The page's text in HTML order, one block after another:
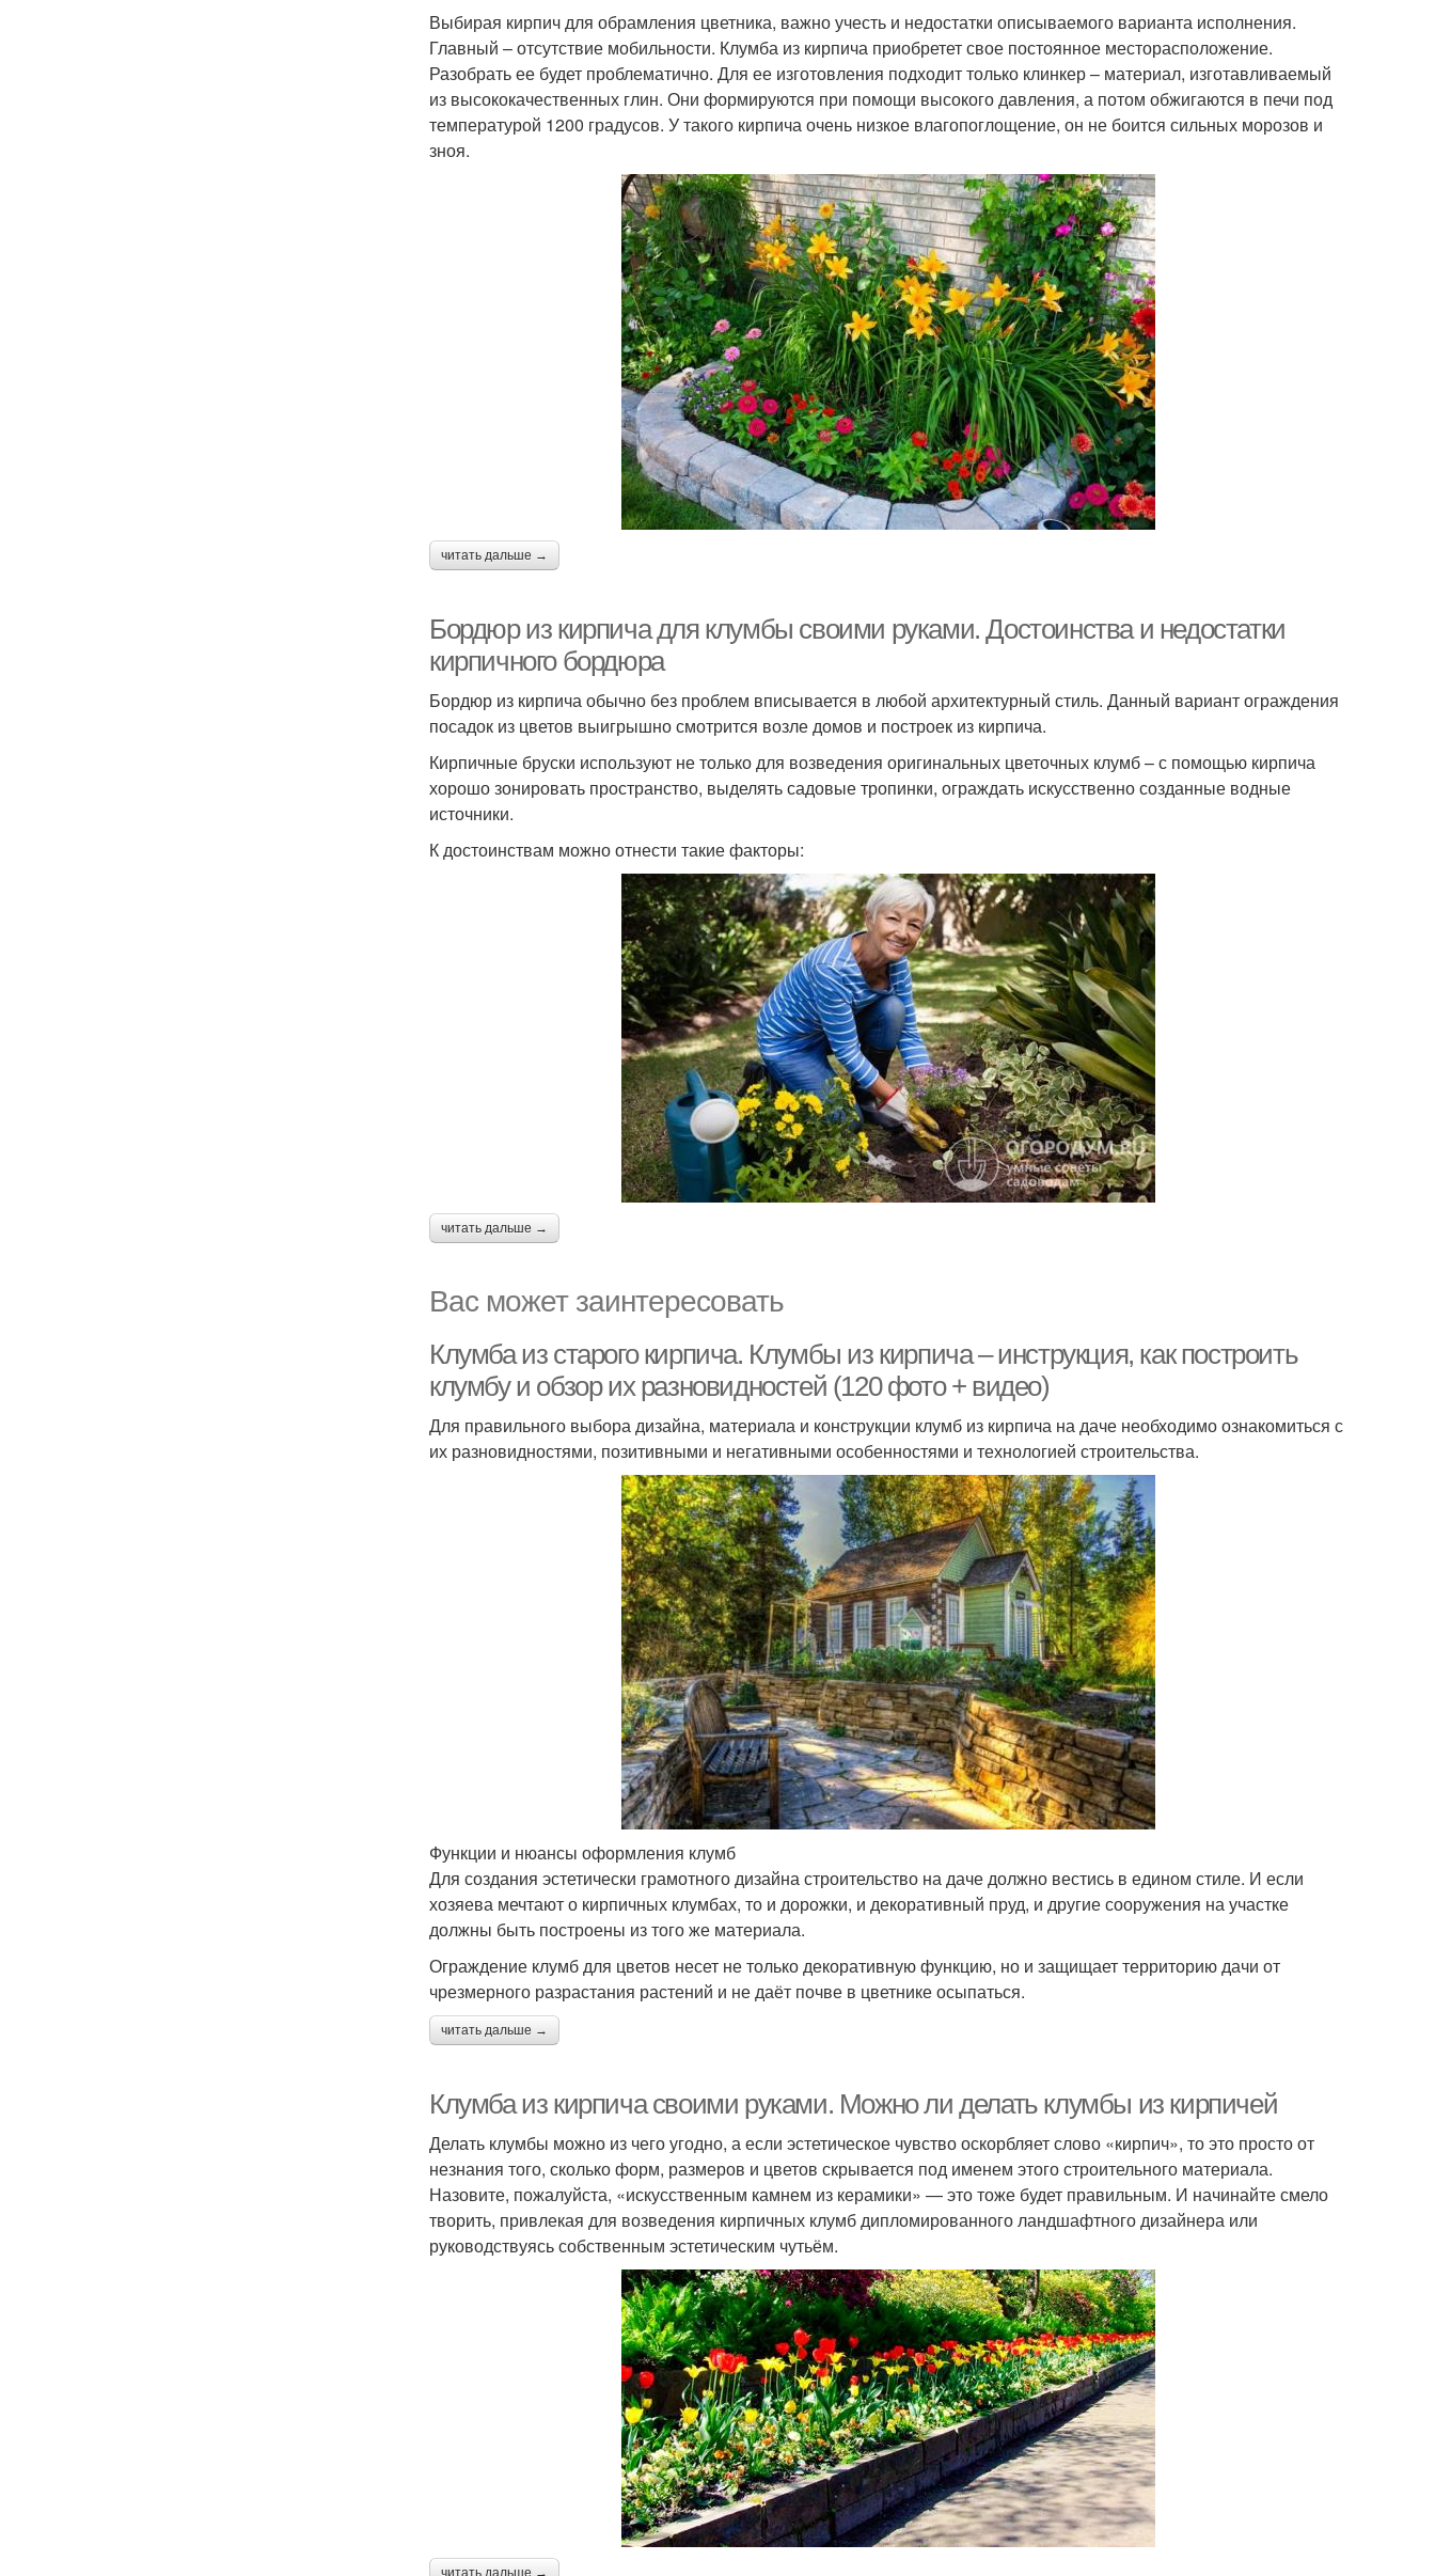
Выбирая кирпич для обрамления цветника, важно учесть и недостатки описываемого варианта исполнения.
Главный – отсутствие мобильности. Клумба из кирпича приобретет свое постоянное месторасположение.
Разобрать ее будет проблематично. Для ее изготовления подходит только клинкер – материал, изготавливаемый
из высококачественных глин. Они формируются при помощи высокого давления, а потом обжигаются в печи под
температурой 1200 градусов. У такого кирпича очень низкое влагопоглощение, он не боится сильных морозов и
зноя.
читать дальше →
Бордюр из кирпича для клумбы своими руками. Достоинства и недостатки
кирпичного бордюра
Бордюр из кирпича обычно без проблем вписывается в любой архитектурный стиль. Данный вариант ограждения
посадок из цветов выигрышно смотрится возле домов и построек из кирпича.
Кирпичные бруски используют не только для возведения оригинальных цветочных клумб – с помощью кирпича
хорошо зонировать пространство, выделять садовые тропинки, ограждать искусственно созданные водные
источники.
К достоинствам можно отнести такие факторы:
читать дальше →
Вас может заинтересовать
Клумба из старого кирпича. Клумбы из кирпича – инструкция, как построить
клумбу и обзор их разновидностей (120 фото + видео)
Для правильного выбора дизайна, материала и конструкции клумб из кирпича на даче необходимо ознакомиться с
их разновидностями, позитивными и негативными особенностями и технологией строительства.
Функции и нюансы оформления клумб
Для создания эстетически грамотного дизайна строительство на даче должно вестись в едином стиле. И если
хозяева мечтают о кирпичных клумбах, то и дорожки, и декоративный пруд, и другие сооружения на участке
должны быть построены из того же материала.
Ограждение клумб для цветов несет не только декоративную функцию, но и защищает территорию дачи от
чрезмерного разрастания растений и не даёт почве в цветнике осыпаться.
читать дальше →
Клумба из кирпича своими руками. Можно ли делать клумбы из кирпичей
Делать клумбы можно из чего угодно, а если эстетическое чувство оскорбляет слово «кирпич», то это просто от
незнания того, сколько форм, размеров и цветов скрывается под именем этого строительного материала.
Назовите, пожалуйста, «искусственным камнем из керамики» — это тоже будет правильным. И начинайте смело
творить, привлекая для возведения кирпичных клумб дипломированного ландшафтного дизайнера или
руководствуясь собственным эстетическим чутьём.
читать дальше →